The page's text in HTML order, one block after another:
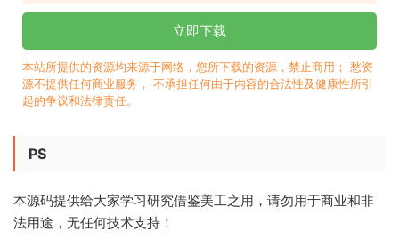
立即下载
本站所提供的资源均来源于网络，您所下载的资源，禁止商用； 愁资
源不提供任何商业服务， 不承担任何由于内容的合法性及健康性所引
起的争议和法律责任。
PS
本源码提供给大家学习研究借鉴美工之用，请勿用于商业和非
法用途，无任何技术支持！